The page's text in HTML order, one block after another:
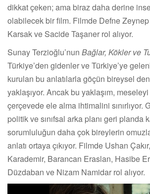
dikkat çeken; ama biraz daha derine
olabilecek bir film. Filmde Defne
Karsak ve Sacide Taşaner rol alıyor.
Sunay Terzioğlu’nun Bağlar, Kökler ve
Türkiye’den gidenler ve Türkiye’ye
kurulan bu anlatılarla göçün bireysel
yaklaşıyor. Ancak bu yaklaşım,
çerçevede ele alma ihtimalini sınırlıyor.
politik ve sınıfsal arka planı geri planda
sorumluluğun daha çok bireylerin
anlatı ortaya çıkıyor. Filmde Ushan
Karademir, Barancan Eraslan, Hasibe
Düzdaban ve Nizam Namidar rol alıyor.